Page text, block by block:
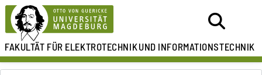
FAKULTÄT FÜR ELEKTROTECHNIKUND INFORMATIONSTECHNIK